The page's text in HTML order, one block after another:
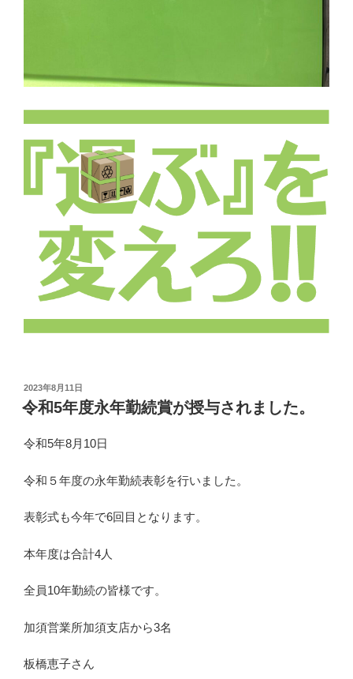
投
稿
日:
2023年8月11日
令和5年度永年勤続賞が授与されました。
令和5年8月10日
令和５年度の永年勤続表彰を行いました。
表彰式も今年で6回目となります。
本年度は合計4人
全員10年勤続の皆様です。
加須営業所加須支店から3名
板橋恵子さん